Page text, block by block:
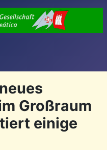
Großraum
einige